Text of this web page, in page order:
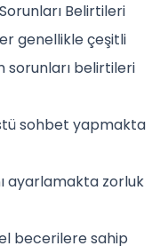
Belirtileri
genellikle çeşitli
sorunları belirtileri
sohbet yapmakta
ayarlamakta zorluk
becerilere sahip